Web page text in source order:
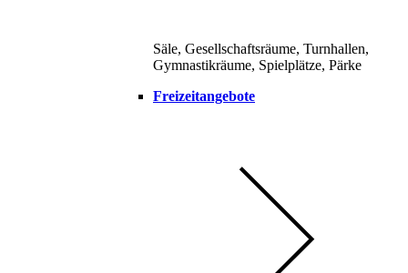
Säle, Gesellschaftsräume, Turnhallen,
Gymnastikräume, Spielplätze, Pärke
Freizeitangebote